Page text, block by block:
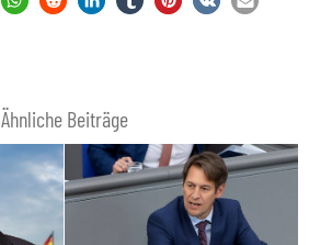
Ähnliche Beiträge